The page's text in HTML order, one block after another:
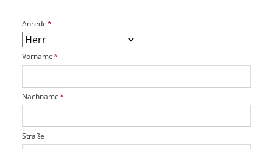
k
P
t
z
h
t
P
f
l
i
c
t
f
l
d
Anrede*
P
f
i
c
t
f
Vorname*
P
f
i
c
Nachname*
Straße